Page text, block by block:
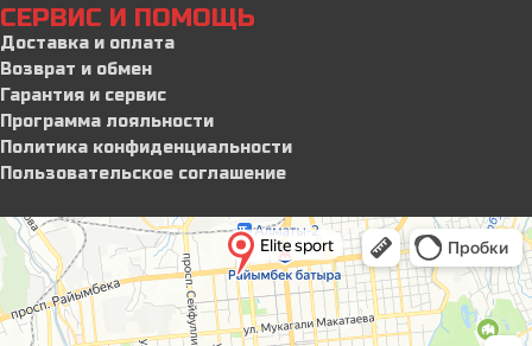
СЕРВИС И ПОМОЩЬ
Доставка и оплата
Возврат и обмен
Гарантия и сервис
Программа лояльности
Политика конфиденциальности
Пользовательское соглашение